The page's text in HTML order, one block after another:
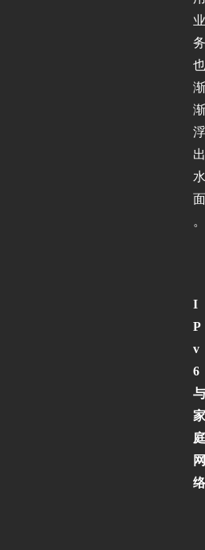
业
务
也
渐
渐
浮
出
水
面
。
I
P
v
6
与
家
庭
网
络